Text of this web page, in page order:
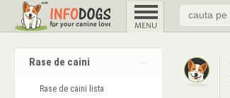
Rase de caini
Rase de caini lista